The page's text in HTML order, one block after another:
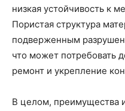
низкая устойчивость к
Пористая структура
подверженным
что может потребовать
ремонт и укрепление
В целом, преимущества